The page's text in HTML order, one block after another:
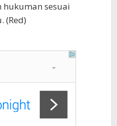
hukuman sesuai
(Red)